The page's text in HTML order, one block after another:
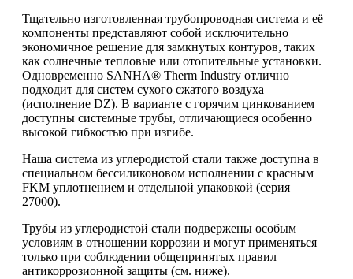
Тщательно изготовленная трубопроводная система и её
компоненты представляют собой исключительно
экономичное решение для замкнутых контуров, таких
как солнечные тепловые или отопительные установки.
Одновременно SANHA® Therm Industry отлично
подходит для систем сухого сжатого воздуха
(исполнение DZ). В варианте с горячим цинкованием
доступны системные трубы, отличающиеся особенно
высокой гибкостью при изгибе.
Наша система из углеродистой стали также доступна в
специальном бессиликоновом исполнении с красным
FKM уплотнением и отдельной упаковкой (серия
27000).
Трубы из углеродистой стали подвержены особым
условиям в отношении коррозии и могут применяться
только при соблюдении общепринятых правил
антикоррозионной защиты (см. ниже).